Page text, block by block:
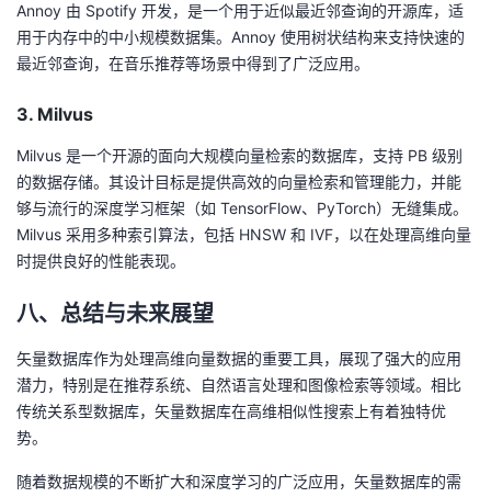
Annoy 由 Spotify 开发，是一个用于近似最近邻查询的开源库，适
用于内存中的中小规模数据集。Annoy 使用树状结构来支持快速的
最近邻查询，在音乐推荐等场景中得到了广泛应用。
3. Milvus
Milvus 是一个开源的面向大规模向量检索的数据库，支持 PB 级别
的数据存储。其设计目标是提供高效的向量检索和管理能力，并能
够与流行的深度学习框架（如 TensorFlow、PyTorch）无缝集成。
Milvus 采用多种索引算法，包括 HNSW 和 IVF，以在处理高维向量
时提供良好的性能表现。
八、总结与未来展望
矢量数据库作为处理高维向量数据的重要工具，展现了强大的应用
潜力，特别是在推荐系统、自然语言处理和图像检索等领域。相比
传统关系型数据库，矢量数据库在高维相似性搜索上有着独特优
势。
随着数据规模的不断扩大和深度学习的广泛应用，矢量数据库的需